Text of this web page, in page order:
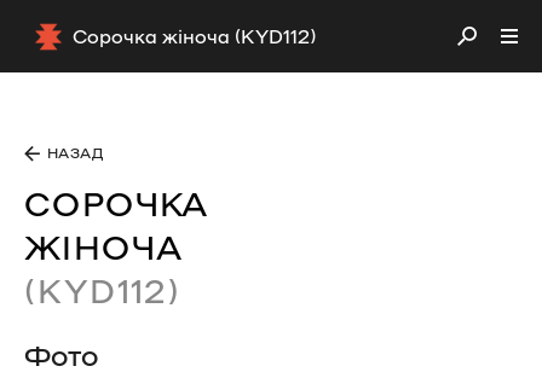
Сорочка жіноча (KYD112)
НАЗАД
СОРОЧКА
ЖІНОЧА
(KYD112)
Фото